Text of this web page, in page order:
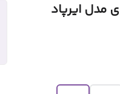
مدل ایرپاد